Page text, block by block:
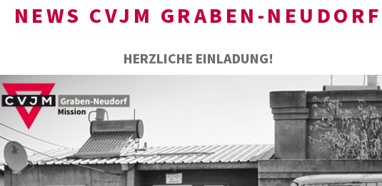
NEWS CVJM GRABEN-NEUDORF
HERZLICHE EINLADUNG!